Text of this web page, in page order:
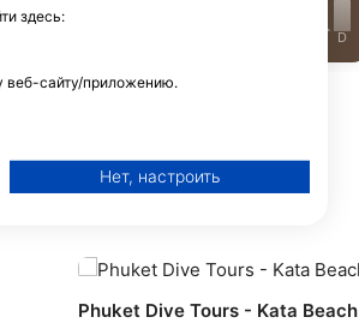
D
Phuket Dive Tours - Kata Beach
здесь:
веб-сайту/приложению.
Нет, настроить